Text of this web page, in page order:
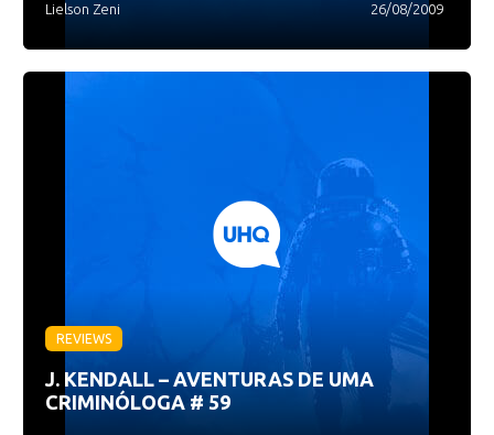
Lielson Zeni 26/08/2009
REVIEWS
J. KENDALL – AVENTURAS DE UMA
CRIMINÓLOGA # 59